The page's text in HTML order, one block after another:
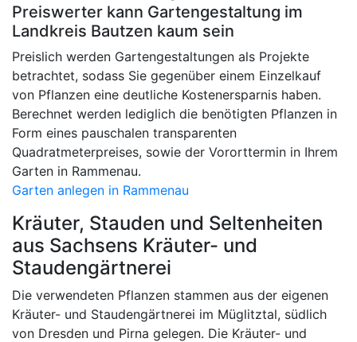
Preiswerter kann Gartengestaltung im
Landkreis Bautzen kaum sein
Preislich werden Gartengestaltungen als Projekte
betrachtet, sodass Sie gegenüber einem Einzelkauf
von Pflanzen eine deutliche Kostenersparnis haben.
Berechnet werden lediglich die benötigten Pflanzen in
Form eines pauschalen transparenten
Quadratmeterpreises, sowie der Vororttermin in Ihrem
Garten in Rammenau.
Garten anlegen in Rammenau
Kräuter, Stauden und Seltenheiten
aus Sachsens Kräuter- und
Staudengärtnerei
Die verwendeten Pflanzen stammen aus der eigenen
Kräuter- und Staudengärtnerei im Müglitztal, südlich
von Dresden und Pirna gelegen. Die Kräuter- und